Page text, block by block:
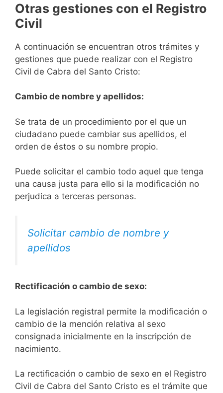
Otras gestiones con el Registro
Civil
A continuación se encuentran otros trámites y
gestiones que puede realizar con el Registro
Civil de Cabra del Santo Cristo:
Cambio de nombre y apellidos:
Se trata de un procedimiento por el que un
ciudadano puede cambiar sus apellidos, el
orden de éstos o su nombre propio.
Puede solicitar el cambio todo aquel que tenga
una causa justa para ello si la modificación no
perjudica a terceras personas.
Solicitar cambio de nombre y
apellidos
Rectificación o cambio de sexo:
La legislación registral permite la modificación o
cambio de la mención relativa al sexo
consignada inicialmente en la inscripción de
nacimiento.
La rectificación o cambio de sexo en el Registro
Civil de Cabra del Santo Cristo es el trámite que